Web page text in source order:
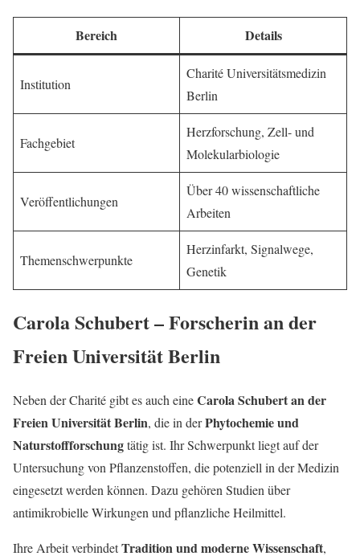
Bereich Details
Institution
Charité Universitätsmedizin
Berlin
Fachgebiet
Herzforschung, Zell- und
Molekularbiologie
Veröffentlichungen
Über 40 wissenschaftliche
Arbeiten
Themenschwerpunkte
Herzinfarkt, Signalwege,
Genetik
Carola Schubert – Forscherin an der
Freien Universität Berlin
Neben der Charité gibt es auch eineCarola Schubert an der
Freien Universität Berlin, die in derPhytochemie und
Naturstoffforschungtätig ist. Ihr Schwerpunkt liegt auf der
Untersuchung von Pflanzenstoffen, die potenziell in der Medizin
eingesetzt werden können. Dazu gehören Studien über
antimikrobielle Wirkungen und pflanzliche Heilmittel.
Ihre Arbeit verbindetTradition und moderne Wissenschaft,